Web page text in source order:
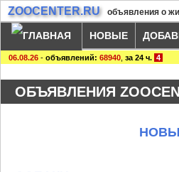
ZOOCENTER.RU объявления о
НОВЫЕ
06.08.26 - объявлений: 68940 за 24 ч. 4
ОБЪЯВЛЕНИЯ